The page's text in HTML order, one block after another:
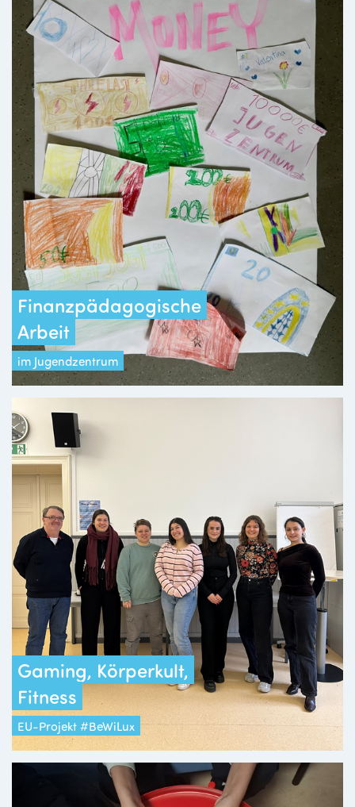
Finanzpädagogische
Arbeit
im Jugendzentrum
Gaming, Körperkult,
Fitness
EU-Projekt #BeWiLux